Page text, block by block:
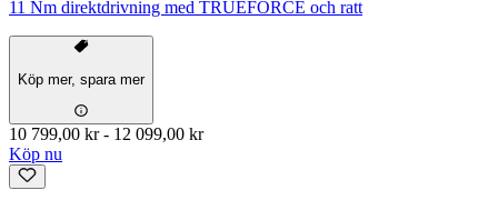
11 Nm direktdrivning med TRUEFORCE och ratt
Köp mer, spara mer
10 799,00 kr- 12 099,00 kr
Köp nu